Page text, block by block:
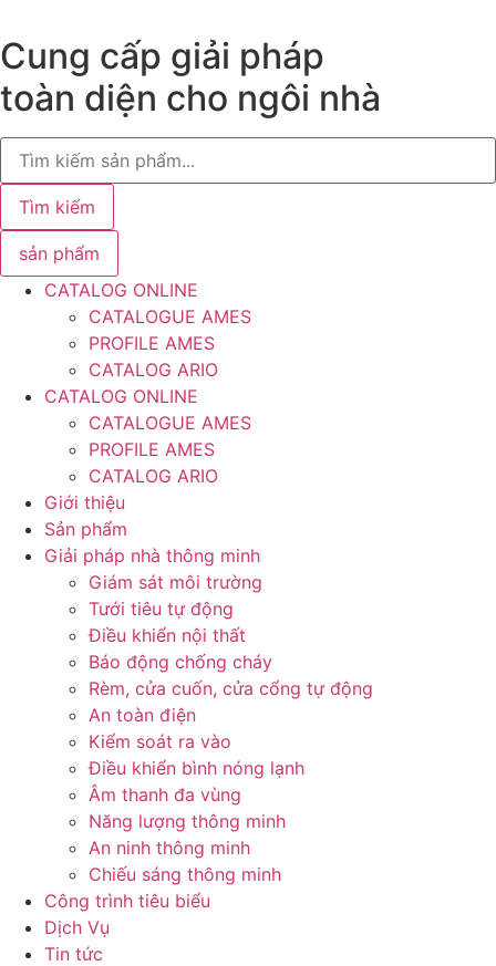
đến
nội
dung
Cung cấp giải pháp
toàn diện cho ngôi nhà
Search
Tìm kiếm
sản phẩm
CATALOG ONLINE
CATALOGUE AMES
PROFILE AMES
CATALOG ARIO
CATALOG ONLINE
CATALOGUE AMES
PROFILE AMES
CATALOG ARIO
Giới thiệu
Sản phẩm
Giải pháp nhà thông minh
Giám sát môi trường
Tưới tiêu tự động
Điều khiển nội thất
Báo động chống cháy
Rèm, cửa cuốn, cửa cổng tự động
An toàn điện
Kiểm soát ra vào
Điều khiển bình nóng lạnh
Âm thanh đa vùng
Năng lượng thông minh
An ninh thông minh
Chiếu sáng thông minh
Công trình tiêu biểu
Dịch Vụ
Tin tức